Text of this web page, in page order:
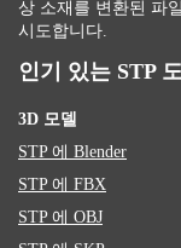
상 소재를 변환된 파
시도합니다.
인기 있는 STP
3D 모델
STP 에 Blender
STP 에 FBX
STP 에 OBJ